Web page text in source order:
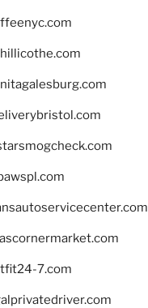
7.com